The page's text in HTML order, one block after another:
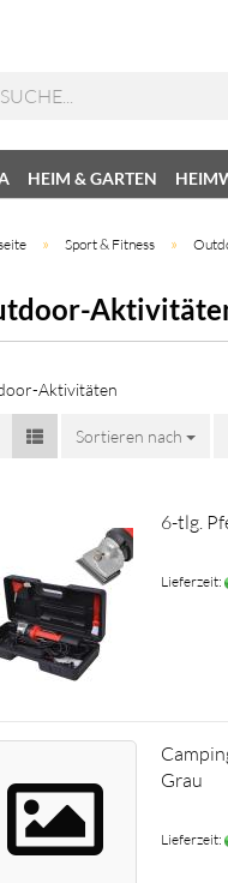
HEIM & GARTEN
» Sport & Fitness »
Aktivitäten
Sortieren nach
6-tlg.
Lieferzeit:
Grau
Lieferzeit: